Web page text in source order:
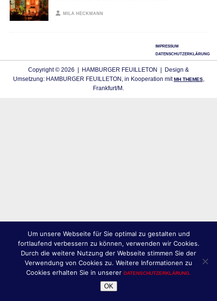
MILA HECKMANN
IMPRESSUM
DATENSCHUTZERKLÄRUNG
Copyright © 2026 | HAMBURGER FEUILLETON | Design &
Umsetzung: HAMBURGER FEUILLETON, in Kooperation mitMH THEMES,
Frankfurt/M.
Um unsere Webseite für Sie optimal zu gestalten und
fortlaufend verbessern zu können, verwenden wir Cookies.
Durch die weitere Nutzung der Webseite stimmen Sie der
Verwendung von Cookies zu. Weitere Informationen zu
Cookies erhalten Sie in unserer DATENSCHUTZERKLÄRUNG.
OK